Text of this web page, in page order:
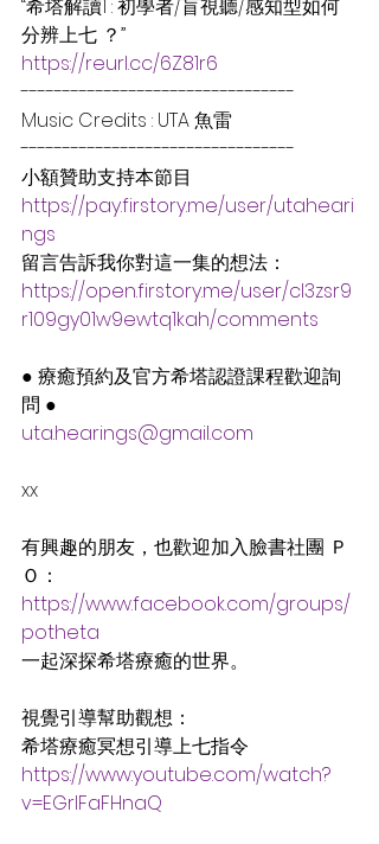
“希塔解讀1 : 初學者/盲視聽/感知型如何
分辨上七 ？”
https://reurl.cc/6Z81r6
---------------------------------
Music Credits : UTA 魚雷
---------------------------------
小額贊助支持本節目
https://pay.firstory.me/user/utaheari
ngs
留言告訴我你對這一集的想法：
https://open.firstory.me/user/cl3zsr9
r109gy01w9ewtq1kah/comments
● 療癒預約及官方希塔認證課程歡迎詢
問 ●
uta.hearings@gmail.com
xx
有興趣的朋友，也歡迎加入臉書社團 Ｐ
Ｏ：
https://www.facebook.com/groups/
potheta
一起深探希塔療癒的世界。
視覺引導幫助觀想：
希塔療癒冥想引導上七指令
https://www.youtube.com/watch?
v=EGrlFaFHnaQ